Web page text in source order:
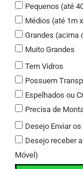
Pequenos (até
Médios (até 1m
Grandes (acima
Muito Grandes
Tem Vidros
Possuem
Espelhados ou
Precisa de
Desejo Enviar
Desejo receber
Móvel)